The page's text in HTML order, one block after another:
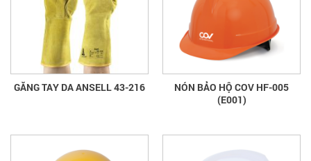
GĂNG TAY DA ANSELL 43-216
NÓN BẢO HỘ COV HF-005
(E001)